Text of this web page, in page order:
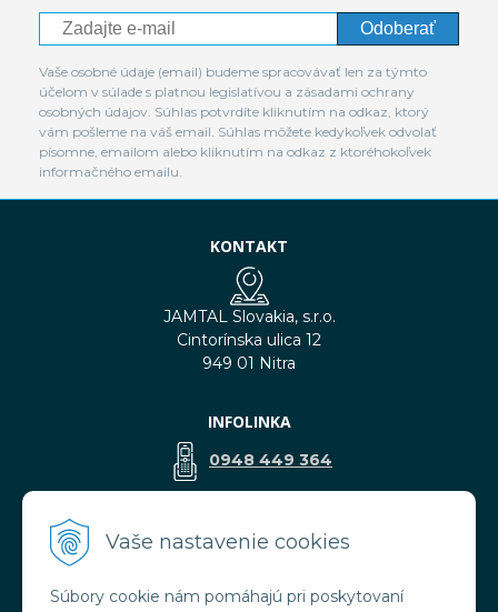
Vaše nastavenie cookies
Súbory cookie nám pomáhajú pri poskytovaní
Odoberať
Vaše osobné údaje (email) budeme spracovávať len za týmto
účelom v súlade s platnou legislatívou a zásadami ochrany
osobných údajov. Súhlas potvrdíte kliknutím na odkaz, ktorý
vám pošleme na váš email. Súhlas môžete kedykoľvek odvolať
písomne, emailom alebo kliknutím na odkaz z ktoréhokoľvek
informačného emailu.
KONTAKT
JAMTAL Slovakia, s.r.o.
Cintorínska ulica 12
949 01 Nitra
INFOLINKA
0948 449 364
VŠETKO O NÁKUPE